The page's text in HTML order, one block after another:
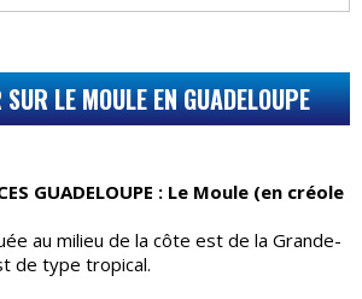
LE MOULE EN GUADELOUPE
GUADELOUPE : Le Moule (en créole
au milieu de la côte est de la Grande-
de type tropical.